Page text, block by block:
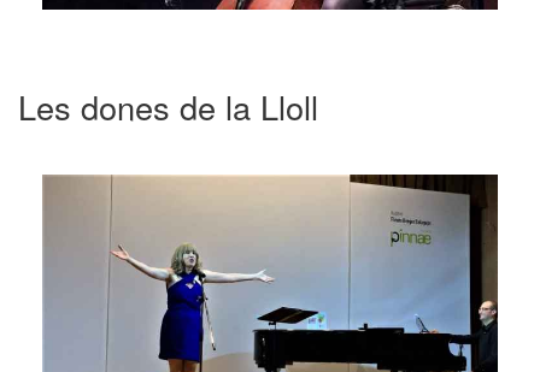
Les dones de la Lloll